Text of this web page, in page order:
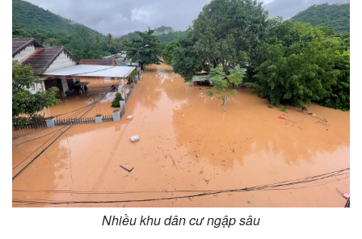
Nhiều khu dân cư ngập sâu